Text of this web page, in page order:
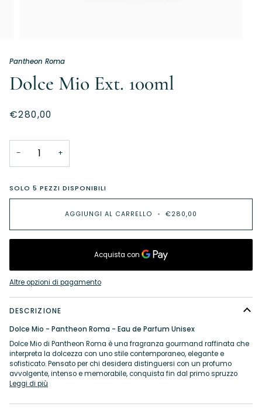
Pantheon Roma
Dolce Mio Ext. 100ml
€280,00
− +
SOLO5 PEZZI DISPONIBILI
AGGIUNGI AL CARRELLO • €280,00
Altre opzioni di pagamento
DESCRIZIONE
Dolce Mio - Pantheon Roma - Eau de Parfum Unisex
Dolce Mio di Pantheon Roma è una fragranza gourmand raffinata che
interpreta la dolcezza con uno stile contemporaneo, elegante e
sofisticato. Pensato per chi desidera distinguersi con un profumo
avvolgente, intenso e memorabile, conquista fin dal primo spruzzo
Leggi di più